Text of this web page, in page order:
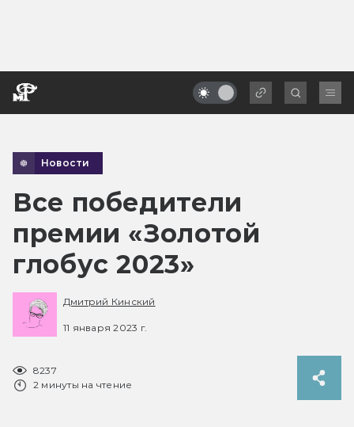
Новости
Все победители
премии «Золотой
глобус 2023»
Дмитрий Кинский
11 января 2023 г.
8237
2 минуты на чтение